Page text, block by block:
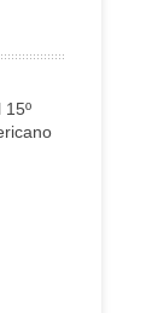
15º